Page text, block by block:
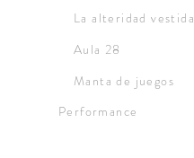
La alteridad vestida
Aula 28
Manta de juegos
Performance